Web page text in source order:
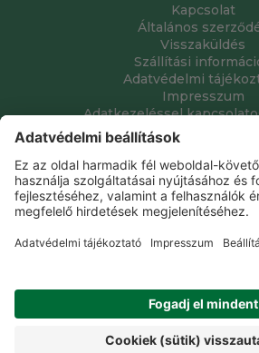
Kapcsolat
Általános
Visszaküldés
Szállítási
Adatvédelmi
Impresszum
Adatkezeléssel
Grube Kft. © 2009 - 2026. Minden
reserved.